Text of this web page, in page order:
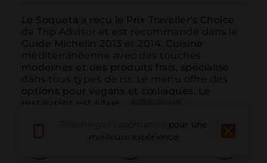
Le Soqueta a reçu le Prix Traveller's Choice
de Trip Advisor et est recommandé dans le
Guide Michelin 2013 et 2014. Cuisine
méditerranéenne avec des touches
modernes et des produits frais, spécialisé
dans tous types de riz. Le menu offre des
options pour végans et cœliaques. Le
restaurant est situé ...
pour une
meilleure expérience